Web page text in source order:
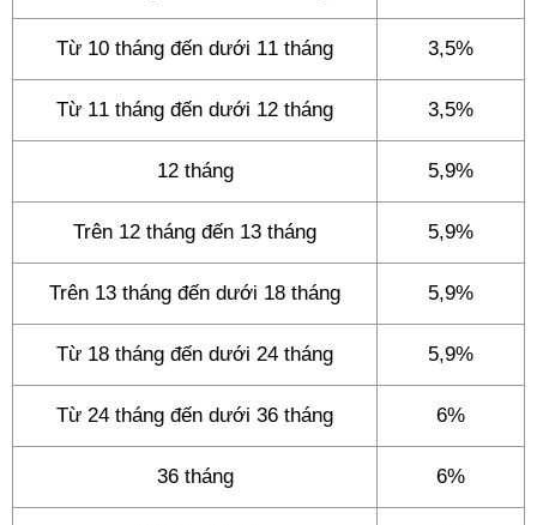
Từ 10 tháng đến dưới 11 tháng 3,5%
Từ 11 tháng đến dưới 12 tháng 3,5%
12 tháng 5,9%
Trên 12 tháng đến 13 tháng 5,9%
Trên 13 tháng đến dưới 18 tháng 5,9%
Từ 18 tháng đến dưới 24 tháng 5,9%
Từ 24 tháng đến dưới 36 tháng 6%
36 tháng 6%